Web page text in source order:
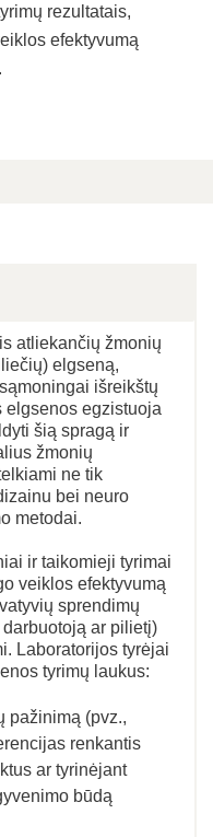
rezultatais,
efektyvumą
atliekančių žmonių
elgseną,
išreikštų
elgsenos egzistuoja
šią spragą ir
žmonių
ne tik
bei neuro
metodai.
ir taikomieji tyrimai
veiklos efektyvumą
sprendimų
ar pilietį)
Laboratorijos tyrėjai
tyrimų laukus:
pažinimą (pvz.,
renkantis
ar tyrinėjant
būdą